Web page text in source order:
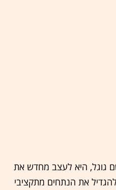
גוגל, היא לעצב מחדש את
את הנתחים מתקציבי